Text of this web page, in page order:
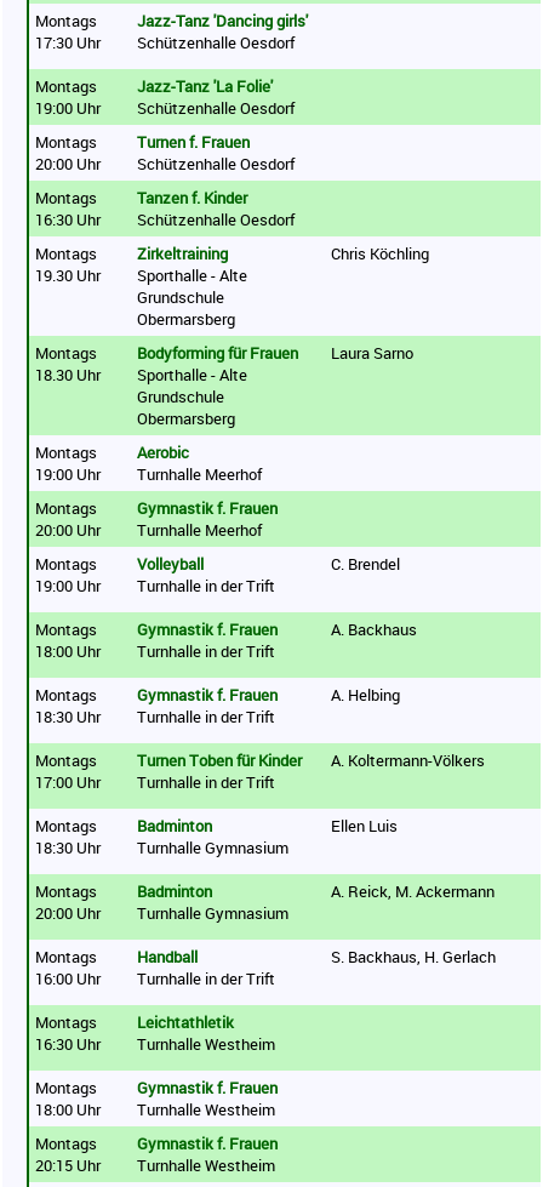
Montags
17:30 Uhr
Jazz-Tanz 'Dancing girls'
Schützenhalle Oesdorf
Montags
19:00 Uhr
Jazz-Tanz 'La Folie'
Schützenhalle Oesdorf
Montags
20:00 Uhr
Turnen f. Frauen
Schützenhalle Oesdorf
Montags
16:30 Uhr
Tanzen f. Kinder
Schützenhalle Oesdorf
Montags
19.30 Uhr
Zirkeltraining
Sporthalle - Alte
Grundschule
Obermarsberg
Chris Köchling
Montags
18.30 Uhr
Bodyforming für Frauen
Sporthalle - Alte
Grundschule
Obermarsberg
Laura Sarno
Montags
19:00 Uhr
Aerobic
Turnhalle Meerhof
Montags
20:00 Uhr
Gymnastik f. Frauen
Turnhalle Meerhof
Montags
19:00 Uhr
Volleyball
Turnhalle in der Trift
C. Brendel
Montags
18:00 Uhr
Gymnastik f. Frauen
Turnhalle in der Trift
A. Backhaus
Montags
18:30 Uhr
Gymnastik f. Frauen
Turnhalle in der Trift
A. Helbing
Montags
17:00 Uhr
Turnen Toben für Kinder
Turnhalle in der Trift
A. Koltermann-Völkers
Montags
18:30 Uhr
Badminton
Turnhalle Gymnasium
Ellen Luis
Montags
20:00 Uhr
Badminton
Turnhalle Gymnasium
A. Reick, M. Ackermann
Montags
16:00 Uhr
Handball
Turnhalle in der Trift
S. Backhaus, H. Gerlach
Montags
16:30 Uhr
Leichtathletik
Turnhalle Westheim
Montags
18:00 Uhr
Gymnastik f. Frauen
Turnhalle Westheim
Montags
20:15 Uhr
Gymnastik f. Frauen
Turnhalle Westheim